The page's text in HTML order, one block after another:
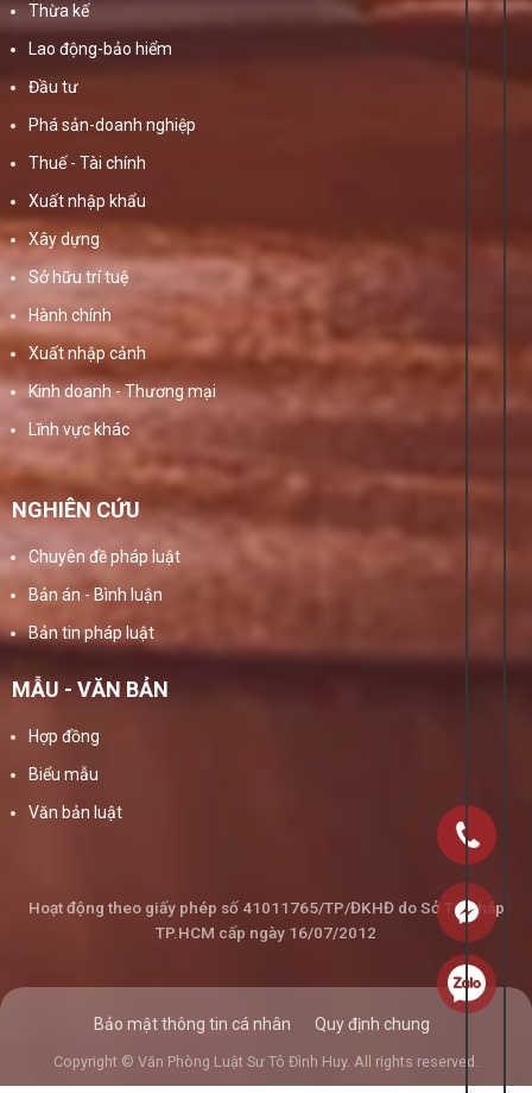
Thừa kế
Lao động-bảo hiểm
Đầu tư
Phá sản-doanh nghiệp
Thuế - Tài chính
Xuất nhập khẩu
Xây dựng
Sở hữu trí tuệ
Hành chính
Xuất nhập cảnh
Kinh doanh - Thương mại
Lĩnh vực khác
NGHIÊN CỨU
Chuyên đề pháp luật
Bản án - Bình luận
Bản tin pháp luật
MẪU - VĂN BẢN
Hợp đồng
Biểu mẫu
Văn bản luật
Hoạt động theo giấy phép số 41011765/TP/ĐKHĐ do Sở Tư Pháp
TP.HCM cấp ngày 16/07/2012
Bảo mật thông tin cá nhân Quy định chung
Copyright © Văn Phòng Luật Sư Tô Đình Huy. All rights reserved.